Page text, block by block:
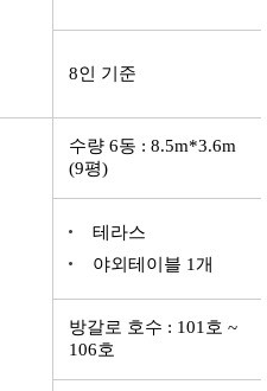
8인 기준
수량 6동 : 8.5m*3.6m
(9평)
테라스
야외테이블 1개
방갈로 호수 : 101호 ~
106호